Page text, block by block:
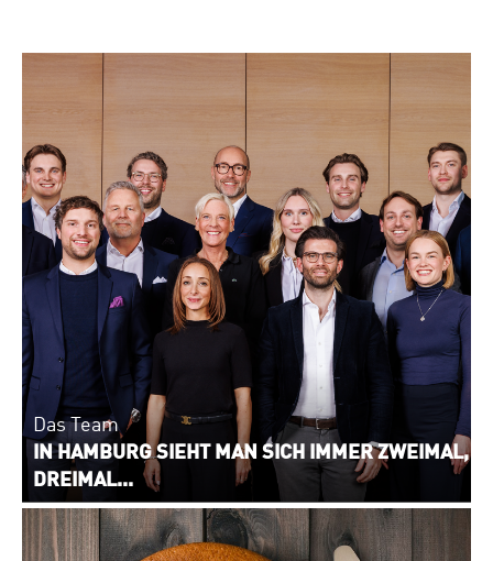
Das Team
IN HAMBURG SIEHT MAN SICH IMMER ZWEIMAL,
DREIMAL...